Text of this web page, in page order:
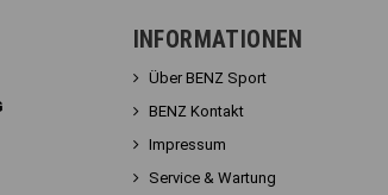
INFORMATIONEN
Über BENZ Sport
BENZ Kontakt
Impressum
Service & Wartung